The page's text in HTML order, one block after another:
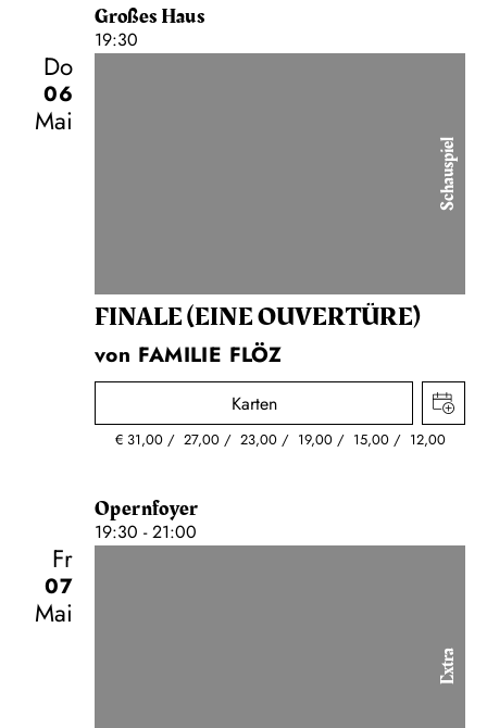
Großes Haus
19:30
Do
06
Mai
Schauspiel
FINALE (EINE OUVERTÜRE)
von FAMILIE FLÖZ
Karten
€ 31,00 27,00 23,00 19,00 15,00 12,00
Opernfoyer
19:30 - 21:00
Fr
07
Mai
Extra